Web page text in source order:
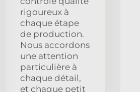
rigoureux à
chaque étape
de production.
Nous accordons
une attention
particulière à
chaque détail,
et chaque petit